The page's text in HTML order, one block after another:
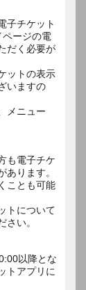
子チケット
ページの電
だく必要が
ットの表示
いますの
メニュー
も電子チケ
あります。
ことも可能
トについて
さい。
以降とな
トアプリに